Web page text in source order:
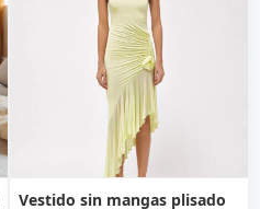
Vestido sin mangas plisado